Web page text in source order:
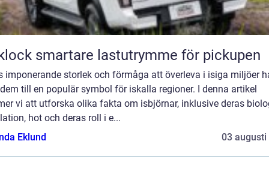
Flaklock smartare lastutrymme för pickupen
imponerande storlek och förmåga att överleva i isiga miljöer
till en populär symbol för iskalla regioner. I denna artikel
vi att utforska olika fakta om isbjörnar, inklusive deras
hot och deras roll i e...
Eklund
03 augusti